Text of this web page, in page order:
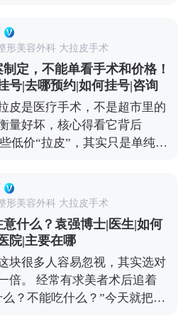
媒体平台（公众号、百家号、
细了解。
选这类项目，重点看机构是否
，皮肤科或美容科的医生只要
比如
缘完全模糊，甚至脸颊肉往下
手术了。北京能做拉皮的医生
面部年轻化的整形外科医生，
次更熟悉，效果和恢复都更有
选哪种方式，建议大家面诊时
情况相似的案例，把风险和恢
定。 想知道更多关于MCR复
去官方媒体平台（公众号、百
诊，详细了解。
形美容外科 大拉皮手术
定，不能单看手术和价格！
号|去哪预约|如何挂号|咨询
皮是医疗手术，不是超市里的
量好坏，核心得看它背后
低价“拉皮”，其实只是单纯提
短，大概率1-2年就会反弹，
疤痕明显、表情僵硬这些问
更多钱。 真正靠谱的拉皮手
医生对皮肤、筋膜、脂肪等不
位、提升和固定，操作复杂，
求极高，价格自然会高一些。
然，维持时间也长，一般能到
而更划算。 现在专业医生都讲
形美容外科 大拉皮手术
什么？袁强博士|医生|如何
院|主要在哪
块很多人容易忽视，其实选对
倍。 经常有求美者术后追着
？不能吃什么？”今天就把饮